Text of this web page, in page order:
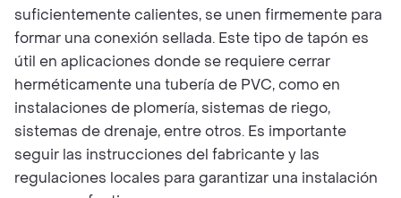
suficientemente calientes, se unen firmemente para
formar una conexión sellada. Este tipo de tapón es
útil en aplicaciones donde se requiere cerrar
herméticamente una tubería de PVC, como en
instalaciones de plomería, sistemas de riego,
sistemas de drenaje, entre otros. Es importante
seguir las instrucciones del fabricante y las
regulaciones locales para garantizar una instalación